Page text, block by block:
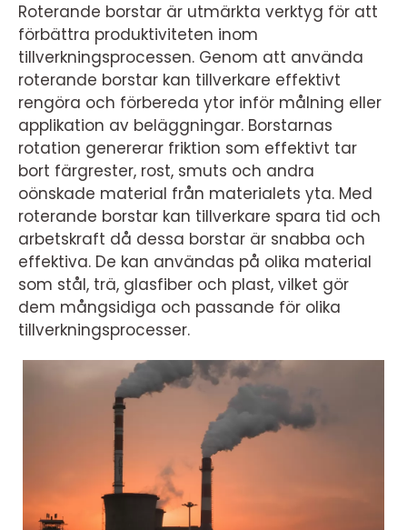
Roterande borstar är utmärkta verktyg för att
förbättra produktiviteten inom
tillverkningsprocessen. Genom att använda
roterande borstar kan tillverkare effektivt
rengöra och förbereda ytor inför målning eller
applikation av beläggningar. Borstarnas
rotation genererar friktion som effektivt tar
bort färgrester, rost, smuts och andra
oönskade material från materialets yta. Med
roterande borstar kan tillverkare spara tid och
arbetskraft då dessa borstar är snabba och
effektiva. De kan användas på olika material
som stål, trä, glasfiber och plast, vilket gör
dem mångsidiga och passande för olika
tillverkningsprocesser.